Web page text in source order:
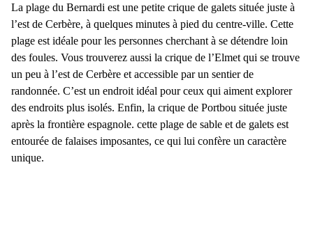
La plage du Bernardi est une petite crique de galets située juste à
l’est de Cerbère, à quelques minutes à pied du centre-ville. Cette
plage est idéale pour les personnes cherchant à se détendre loin
des foules. Vous trouverez aussi la crique de l’Elmet qui se trouve
un peu à l’est de Cerbère et accessible par un sentier de
randonnée. C’est un endroit idéal pour ceux qui aiment explorer
des endroits plus isolés. Enfin, la crique de Portbou située juste
après la frontière espagnole. cette plage de sable et de galets est
entourée de falaises imposantes, ce qui lui confère un caractère
unique.